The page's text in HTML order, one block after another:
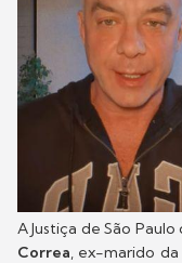
A Justiça de São
Correa, ex-marido